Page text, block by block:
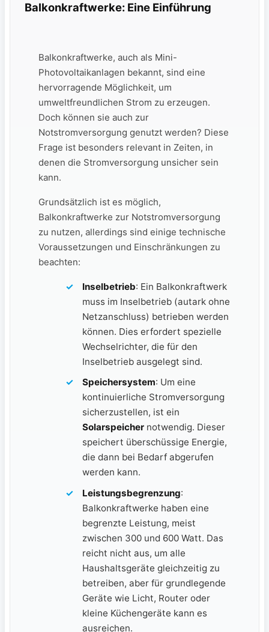
Balkonkraftwerke: Eine Einführung
Balkonkraftwerke, auch ‍als Mini-
Photovoltaikanlagen bekannt, sind eine
hervorragende Möglichkeit, um
umweltfreundlichen Strom ⁣zu erzeugen.
Doch können sie auch zur
Notstromversorgung genutzt ‍werden? Diese
​Frage ist besonders relevant in Zeiten, ​in
denen die Stromversorgung unsicher sein
kann.
Grundsätzlich ist es möglich,‌
Balkonkraftwerke zur Notstromversorgung
zu nutzen, allerdings sind einige⁤ technische
Voraussetzungen und Einschränkungen zu
beachten:
Inselbetrieb: Ein Balkonkraftwerk
muss im Inselbetrieb (autark ohne
Netzanschluss) betrieben werden
können. Dies erfordert spezielle
Wechselrichter, die für den
Inselbetrieb ausgelegt sind.
Speichersystem: Um eine⁢
kontinuierliche Stromversorgung
sicherzustellen, ist ein
Solarspeicher notwendig. Dieser
speichert überschüssige Energie,
die dann bei Bedarf abgerufen
werden kann.
Leistungsbegrenzung:
Balkonkraftwerke haben​ eine
begrenzte Leistung, meist
zwischen⁣ 300 und 600 Watt.‌ Das
reicht nicht aus, um alle
Haushaltsgeräte gleichzeitig zu
betreiben, aber für grundlegende
Geräte wie Licht, Router ‍oder
kleine Küchengeräte⁣ kann es
ausreichen.